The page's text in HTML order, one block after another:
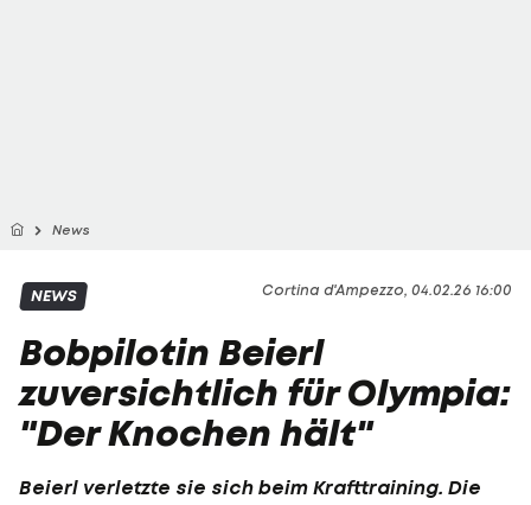
News
Cortina d'Ampezzo, 04.02.26 16:00
NEWS
Bobpilotin Beierl
zuversichtlich für Olympia:
"Der Knochen hält"
Beierl verletzte sie sich beim Krafttraining. Die